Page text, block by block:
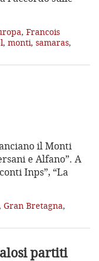
, Francois
, monti, samaras,
il Monti
e Alfano”. A
Inps”, “La
Gran Bretagna,
partiti